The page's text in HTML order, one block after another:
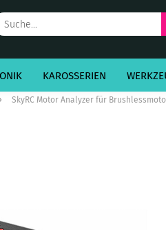
KAROSSERIEN
SkyRC Motor Analyzer für